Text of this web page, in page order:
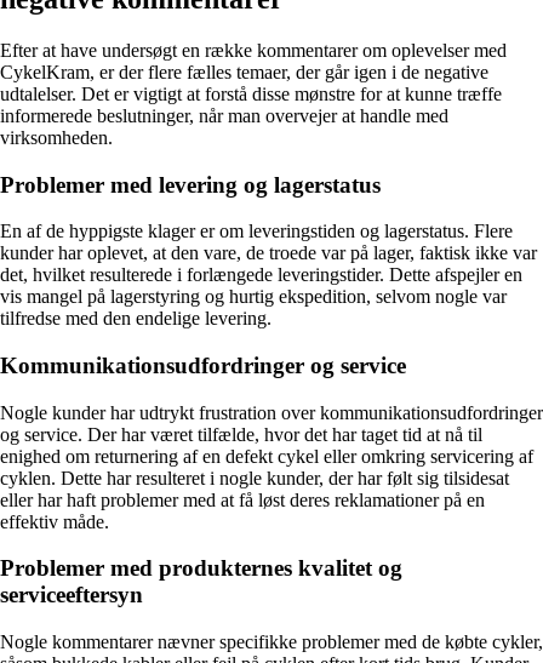
Efter at have undersøgt en række kommentarer om oplevelser med
CykelKram, er der flere fælles temaer, der går igen i de negative
udtalelser. Det er vigtigt at forstå disse mønstre for at kunne træffe
informerede beslutninger, når man overvejer at handle med
virksomheden.
Problemer med levering og lagerstatus
En af de hyppigste klager er om leveringstiden og lagerstatus. Flere
kunder har oplevet, at den vare, de troede var på lager, faktisk ikke var
det, hvilket resulterede i forlængede leveringstider. Dette afspejler en
vis mangel på lagerstyring og hurtig ekspedition, selvom nogle var
tilfredse med den endelige levering.
Kommunikationsudfordringer og service
Nogle kunder har udtrykt frustration over kommunikationsudfordringer
og service. Der har været tilfælde, hvor det har taget tid at nå til
enighed om returnering af en defekt cykel eller omkring servicering af
cyklen. Dette har resulteret i nogle kunder, der har følt sig tilsidesat
eller har haft problemer med at få løst deres reklamationer på en
effektiv måde.
Problemer med produkternes kvalitet og
serviceeftersyn
Nogle kommentarer nævner specifikke problemer med de købte cykler,